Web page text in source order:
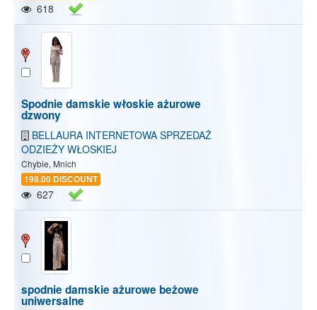
618
Spodnie damskie włoskie ażurowe
dzwony
BELLAURA INTERNETOWA SPRZEDAŻ
ODZIEŻY WŁOSKIEJ
Chybie, Mnich
198.00 DISCOUNT
627
spodnie damskie ażurowe beżowe
uniwersalne